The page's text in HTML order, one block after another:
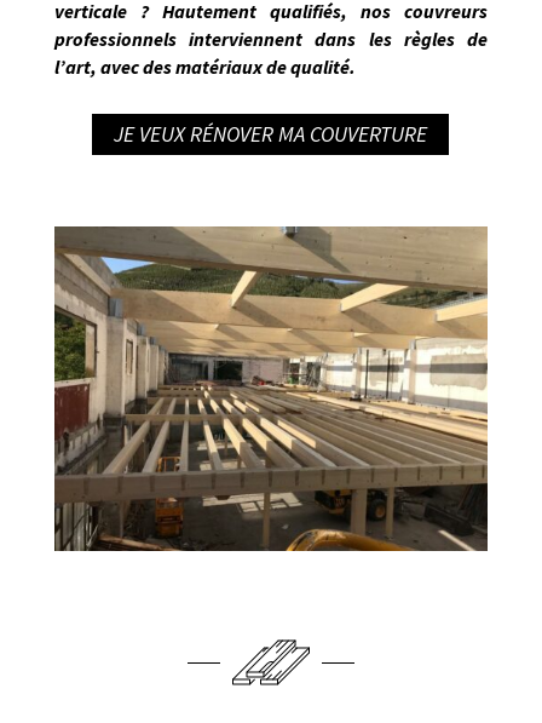
verticale ? Hautement qualifiés,nos couvreurs
professionnels interviennent dans les règles de
l’art, avec des matériaux de qualité.
JE VEUX RÉNOVER MA COUVERTURE